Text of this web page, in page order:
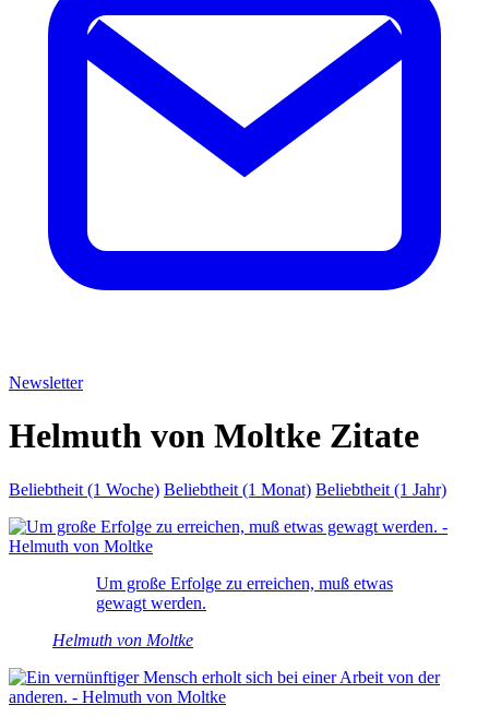
Newsletter
Helmuth von Moltke Zitate
Beliebtheit (1 Woche) Beliebtheit (1 Monat) Beliebtheit (1 Jahr)
Um große Erfolge zu erreichen, muß etwas
gewagt werden.
Helmuth von Moltke